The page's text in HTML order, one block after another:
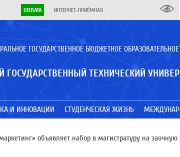
ОПЛАТА ИНТЕРНЕТ-ПРИЁМНАЯ
ГОСУДАРСТВЕННОЕ БЮДЖЕТНОЕ
ГОСУДАРСТВЕННЫЙ ТЕХНИЧЕСКИЙ
И ИННОВАЦИИ СТУДЕНЧЕСКАЯ ЖИЗНЬ
объявляет набор в магистратуру на